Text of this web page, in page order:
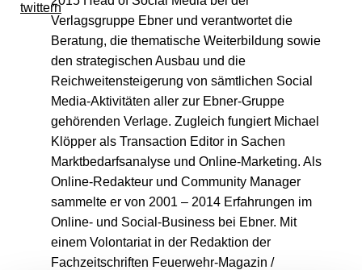
twittern
Verlagsgruppe Ebner und verantwortet die
Beratung, die thematische Weiterbildung sowie
den strategischen Ausbau und die
Reichweitensteigerung von sämtlichen Social
Media-Aktivitäten aller zur Ebner-Gruppe
gehörenden Verlage. Zugleich fungiert Michael
Klöpper als Transaction Editor in Sachen
Marktbedarfsanalyse und Online-Marketing. Als
Online-Redakteur und Community Manager
sammelte er von 2001 – 2014 Erfahrungen im
Online- und Social-Business bei Ebner. Mit
einem Volontariat in der Redaktion der
Fachzeitschriften Feuerwehr-Magazin /